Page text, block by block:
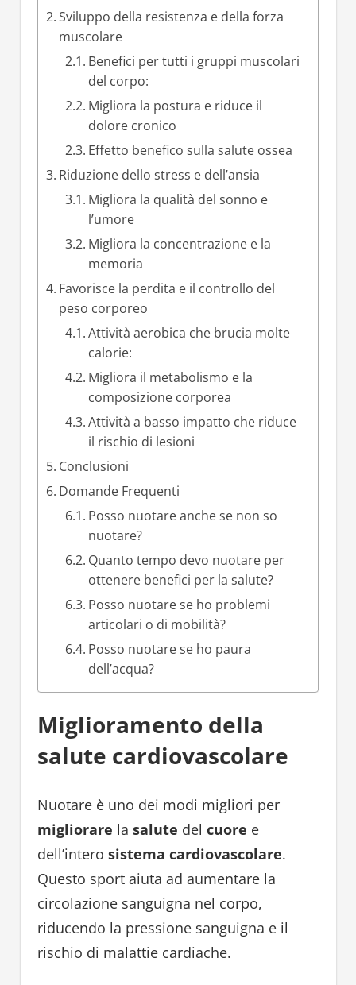
Sviluppo della resistenza e della forza
muscolare
Benefici per tutti i gruppi muscolari
del corpo:
Migliora la postura e riduce il
dolore cronico
Effetto benefico sulla salute ossea
Riduzione dello stress e dell’ansia
Migliora la qualità del sonno e
l’umore
Migliora la concentrazione e la
memoria
Favorisce la perdita e il controllo del
peso corporeo
Attività aerobica che brucia molte
calorie:
Migliora il metabolismo e la
composizione corporea
Attività a basso impatto che riduce
il rischio di lesioni
Conclusioni
Domande Frequenti
Posso nuotare anche se non so
nuotare?
Quanto tempo devo nuotare per
ottenere benefici per la salute?
Posso nuotare se ho problemi
articolari o di mobilità?
Posso nuotare se ho paura
dell’acqua?
Miglioramento della
salute cardiovascolare
Nuotare è uno dei modi migliori per
migliorare la salute del cuore e
dell’intero sistema cardiovascolare.
Questo sport aiuta ad aumentare la
circolazione sanguigna nel corpo,
riducendo la pressione sanguigna e il
rischio di malattie cardiache.